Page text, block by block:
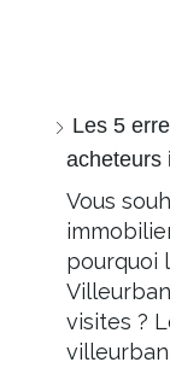
Les 5
acheteurs
Vous
pourquoi
visites ?